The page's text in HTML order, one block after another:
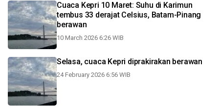
Cuaca Kepri 10 Maret: Suhu di Karimun
tembus 33 derajat Celsius, Batam-Pinang
berawan
10 March 2026 6:26 WIB
Selasa, cuaca Kepri diprakirakan berawan
24 February 2026 6:56 WIB